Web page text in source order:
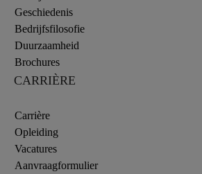
Geschiedenis
Bedrijfsfilosofie
Duurzaamheid
Brochures
CARRIÈRE
Carrière
Opleiding
Vacatures
Aanvraagformulier